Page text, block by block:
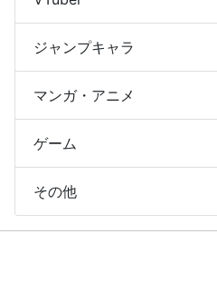
ジャンプキャラ
マンガ・アニメ
ゲーム
その他